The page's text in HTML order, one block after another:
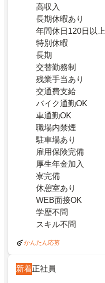
高収入
長期休暇あり
年間休日120日以上
特別休暇
長期
交替勤務制
残業手当あり
交通費支給
バイク通勤OK
車通勤OK
職場内禁煙
駐車場あり
雇用保険完備
厚生年金加入
寮完備
休憩室あり
WEB面接OK
学歴不問
スキル不問
かんたん応募
新着正社員